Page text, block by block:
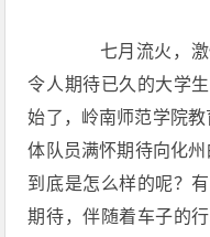
七月流火，激
令人期待已久的大学
始了，岭南师范学院
体队员满怀期待向化
到底是怎么样的呢？
期待，伴随着车子的